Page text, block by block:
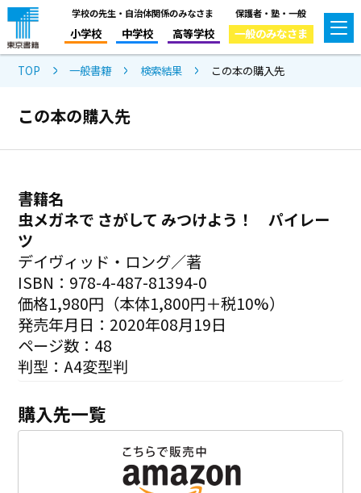
学校の先生・自治体関係のみなさま
小学校 中学校 高等学校
保護者・塾・一般
一般のみなさま
TOP 一般書籍 検索結果 この本の購入先
この本の購入先
書籍名
虫メガネで さがして みつけよう！ パイレー
ツ
デイヴィッド・ロング／著
ISBN：978-4-487-81394-0
価格1,980円（本体1,800円＋税10%）
発売年月日：2020年08月19日
ページ数：48
判型：A4変型判
購入先一覧